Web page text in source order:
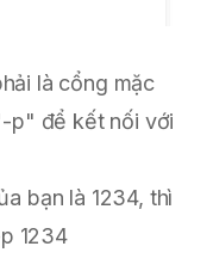
là cổng mặc
p" để kết nối với
bạn là 1234, thì
1234